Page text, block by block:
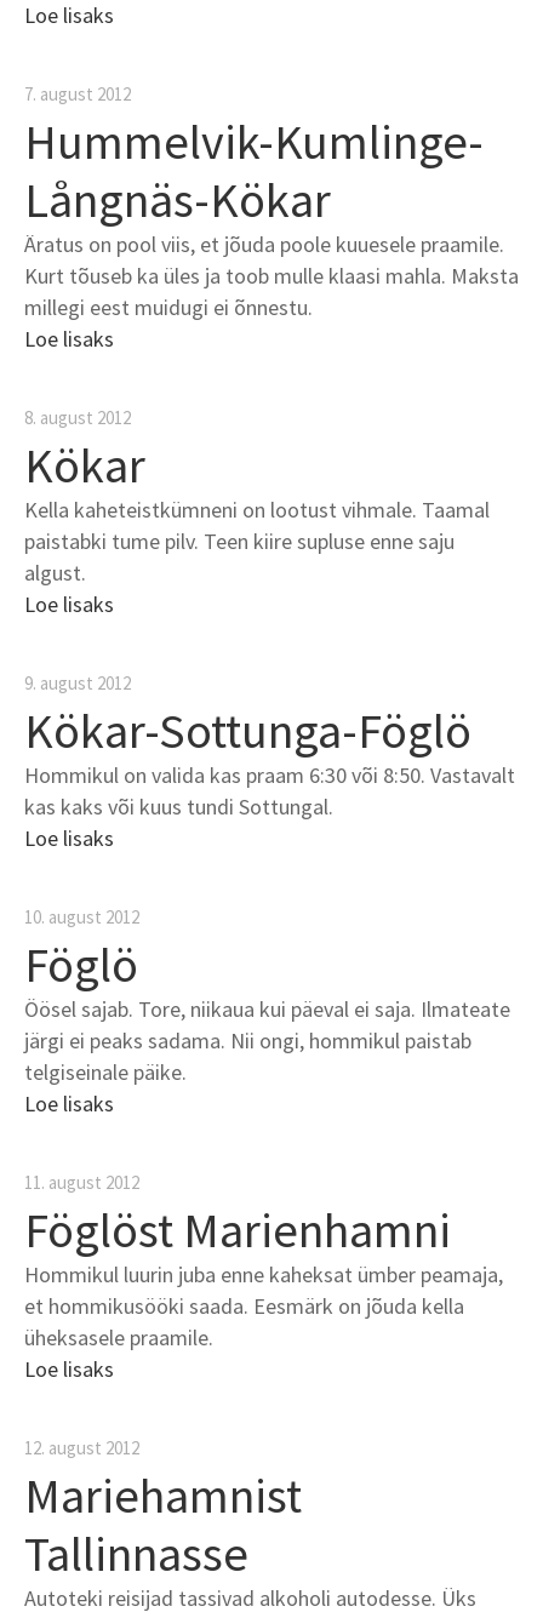
Loe lisaks
7. august 2012
Hummelvik-Kumlinge-
Långnäs-Kökar
Äratus on pool viis, et jõuda poole kuuesele praamile.
Kurt tõuseb ka üles ja toob mulle klaasi mahla. Maksta
millegi eest muidugi ei õnnestu.
Loe lisaks
8. august 2012
Kökar
Kella kaheteistkümneni on lootust vihmale. Taamal
paistabki tume pilv. Teen kiire supluse enne saju
algust.
Loe lisaks
9. august 2012
Kökar-Sottunga-Föglö
Hommikul on valida kas praam 6:30 või 8:50. Vastavalt
kas kaks või kuus tundi Sottungal.
Loe lisaks
10. august 2012
Föglö
Öösel sajab. Tore, niikaua kui päeval ei saja. Ilmateate
järgi ei peaks sadama. Nii ongi, hommikul paistab
telgiseinale päike.
Loe lisaks
11. august 2012
Föglöst Marienhamni
Hommikul luurin juba enne kaheksat ümber peamaja,
et hommikusööki saada. Eesmärk on jõuda kella
üheksasele praamile.
Loe lisaks
12. august 2012
Mariehamnist
Tallinnasse
Autoteki reisijad tassivad alkoholi autodesse. Üks